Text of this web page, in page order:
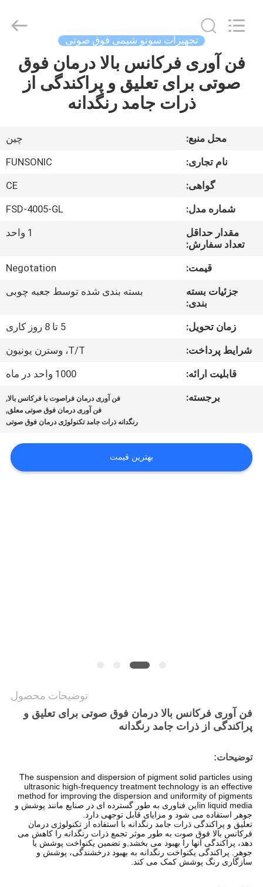
خانه
محصولات
درباره
کارخانه
کیفیت
ما
تماس
موارد
Equipment
Co.,Ltd.
Reserved.
تجهیزات سونو شیمی فوق صوتی
فن آوری فرکانس بالا درمان فوق
صوتی برای تعلیق و پراکندگی از
ذرات جامد رنگدانه
محل منبع:
چین
نام تجاری:
FUNSONIC
گواهی:
CE
شماره مدل:
FSD-4005-GL
مقدار حداقل
تعداد سفارش:
1 واحد
قیمت:
Negotation
جزئیات بسته
بندی:
بسته بندی شده توسط جعبه چوبی
زمان تحویل:
5 تا 8 روز کاری
شرایط پرداخت:
T/T، وسترن یونیون
قابلیت ارائه:
1000 واحد در ماه
برجسته:
فن آوری درمان فراصوت با فرکانس بالا,
فن آوری درمان فوق صوتی معلق,
رنگدانه ذرات جامد تکنولوژی درمان فوق صوتی
بهترین قیمت
توضیحات محصول
فن آوری فرکانس بالا درمان فوق صوتی برای تعلیق و
پراکندگی از ذرات جامد رنگدانه
توضیحات:
The suspension and dispersion of pigment solid particles using
ultrasonic high-frequency treatment technology is an effective
method for improving the dispersion and uniformity of pigments
in liquid mediaاین فناوری به طور گسترده ای در صنایع مانند پوشش و
جوهر استفاده می شود و مزایای قابل توجهی دارد.
تعلیق و پراکندگی ذرات جامد رنگدانه با استفاده از تکنولوژی درمان
فرکانس بالا فوق صوت به طور موثر تجمع ذرات رنگدانه را کاهش می
دهد، پراکندگی آنها را بهبود می بخشد,و تضمین یکنواخت پوشش یا
جوهر. پراکندگی یکنواخت رنگدانه به بهبود درخشندگی، پوشش و
سازگاری رنگ پوشش کمک می کند.